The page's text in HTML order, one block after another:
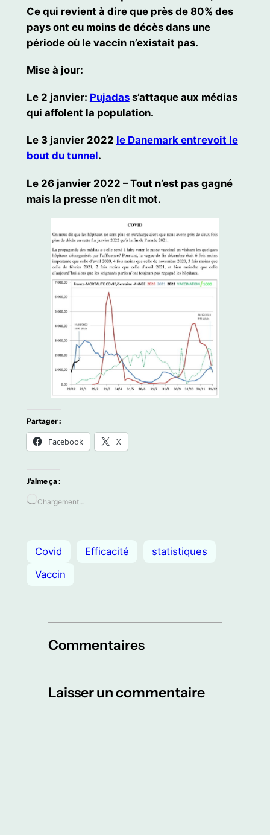
Ce qui revient à dire que près de 80% des
pays ont eu moins de décès dans une
période où le vaccin n’existait pas.
Mise à jour:
Le 2 janvier: Pujadass’attaque aux médias
qui affolent la population.
Le 3 janvier 2022 le Danemark entrevoit le
bout du tunnel.
Le 26 janvier 2022 – Tout n’est pas gagné
mais la presse n’en dit mot.
Partager :
Facebook X
J’aime ça :
Chargement…
Covid Efficacité
statistiques
Vaccin
Commentaires
Laisser un commentaire